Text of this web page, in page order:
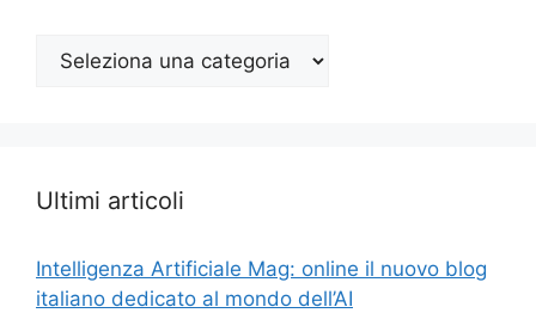
Argomenti
Ultimi articoli
Intelligenza Artificiale Mag: online il nuovo blog
italiano dedicato al mondo dell’AI